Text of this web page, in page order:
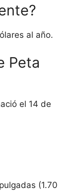
al año.
Peta
el 14 de
(1.70